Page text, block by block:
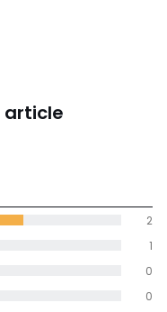
article
avis
les
0
0
1
2